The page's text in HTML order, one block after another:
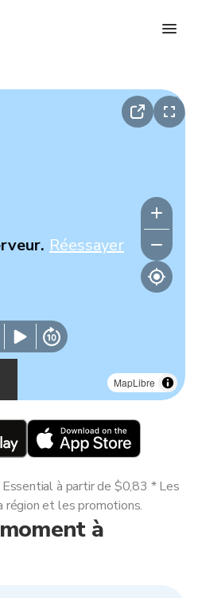
MapLibre
Réessayer
à
à partir de $0,83 * Les
région et les promotions.